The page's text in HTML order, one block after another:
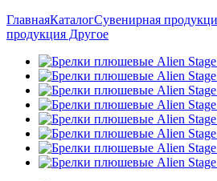
ГлавнаяКаталогСувенирная
продукция Другое